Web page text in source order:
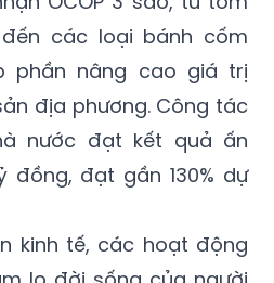
các loại bánh cốm
phần nâng cao giá trị
địa phương. Công tác
nước đạt kết quả ấn
đồng, đạt gần 130% dự
kinh tế, các hoạt động